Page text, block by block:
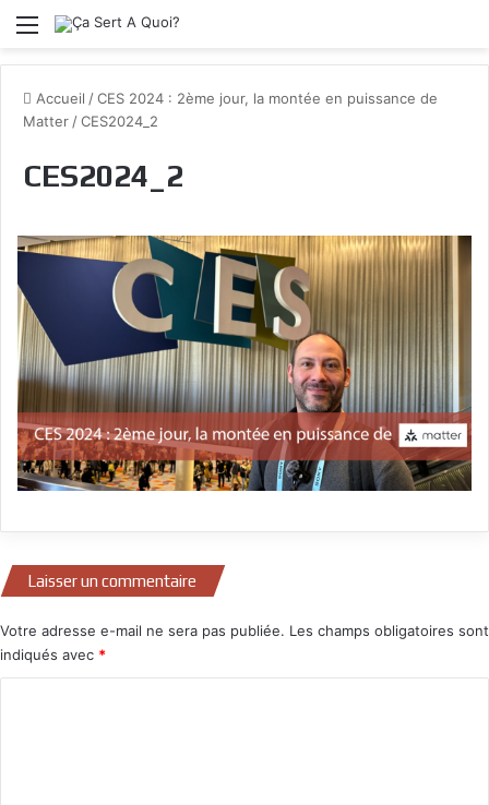
Menu
Accueil /CES 2024 : 2ème jour, la montée en puissance de
Matter /CES2024_2
CES2024_2
Laisser un commentaire
Votre adresse e-mail ne sera pas publiée. Les champs obligatoires sont
indiqués avec *